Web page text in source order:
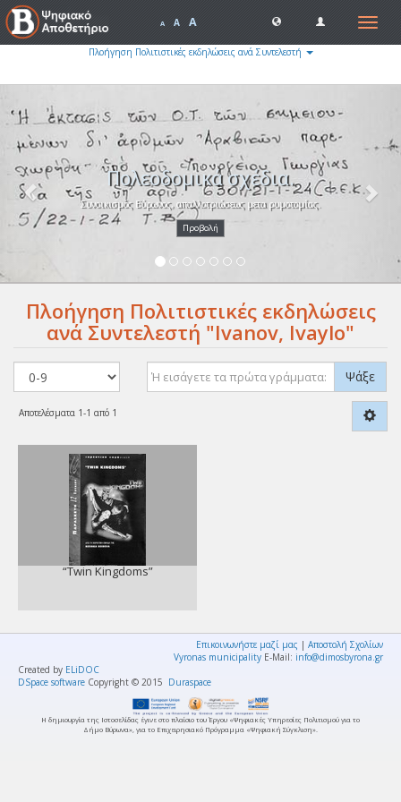
Toggle
A A A
Πλοήγηση Πολιτιστικές εκδηλώσεις ανά Συντελεστή
Πολεοδομικά σχέδια.
Συνοικισμός Βύρωνος, απαλλοτριώσεως μετα ρυμοτομίας.
Προβολή
Πλοήγηση Πολιτιστικές εκδηλώσεις
ανά Συντελεστή "Ivanov, Ivaylo"
Ψάξε
Αποτελέσματα 1-1 από 1
“Twin Kingdoms”
Επικοινωνήστε μαζί μας | Αποστολή Σχολίων
Vyronas municipality E-Mail: info@dimosbyrona.gr
Created by ELiDOC
DSpace software Copyright © 2015 Duraspace
Η δημιουργία της Ιστοσελίδας έγινε στο πλαίσιο του Έργου «Ψηφιακές Υπηρεσίες Πολιτισμού για το
Δήμο Βύρωνα», για το Επιχειρησιακό Πρόγραμμα «Ψηφιακή Σύγκλιση».